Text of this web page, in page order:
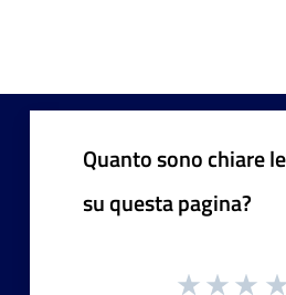
Quanto sono chiare
su questa pagina?